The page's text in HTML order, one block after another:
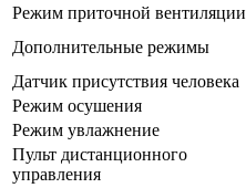
Режим приточной вентиляции
Дополнительные режимы
Датчик присутствия человека
Режим осушения
Режим увлажнение
Пульт дистанционного
управления